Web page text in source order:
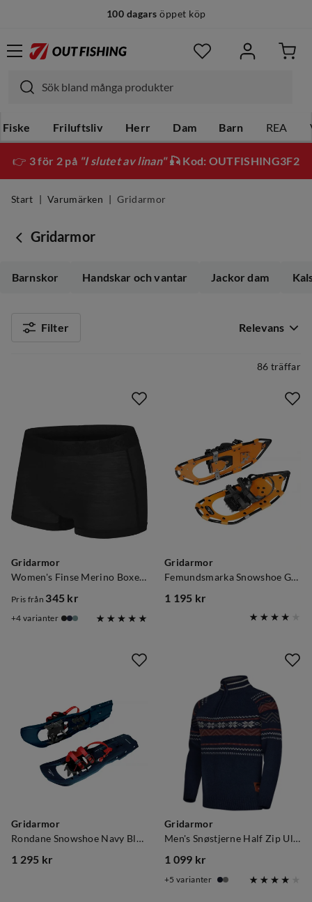
Fiske Friluftsliv Herr Dam Barn REA
👉 3 för 2 på "I slutet av linan"🎣 Kod: OUTFISHING3F2
Start Varumärken Gridarmor
Gridarmor
Barnskor Handskar och vantar Jackor dam
Filter Relevans
86 träffar
Gridarmor
Women's Finse Merino Boxer 3.0 Black Beauty
price
Pris från 345 kr
4 varianter
Gridarmor
Femundsmarka Snowshoe Golden Oak
1 195 kr
Gridarmor
Rondane Snowshoe Navy Blazer
1 295 kr
Gridarmor
Men's Snøstjerne Half Zip Ullgenser Navy Blazer
price
1 099 kr
5 varianter